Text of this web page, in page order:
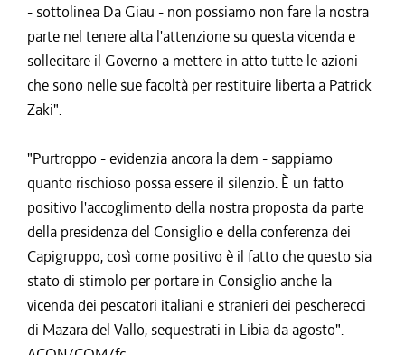
- sottolinea Da Giau - non possiamo non fare la nostra
parte nel tenere alta l'attenzione su questa vicenda e
sollecitare il Governo a mettere in atto tutte le azioni
che sono nelle sue facoltà per restituire liberta a Patrick
Zaki".
"Purtroppo - evidenzia ancora la dem - sappiamo
quanto rischioso possa essere il silenzio. È un fatto
positivo l'accoglimento della nostra proposta da parte
della presidenza del Consiglio e della conferenza dei
Capigruppo, così come positivo è il fatto che questo sia
stato di stimolo per portare in Consiglio anche la
vicenda dei pescatori italiani e stranieri dei pescherecci
di Mazara del Vallo, sequestrati in Libia da agosto".